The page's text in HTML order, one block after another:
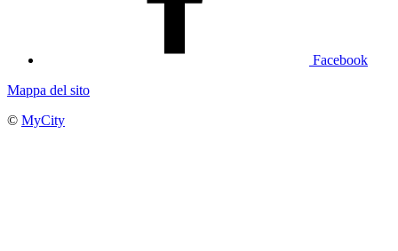
Facebook
Mappa del sito
© MyCity